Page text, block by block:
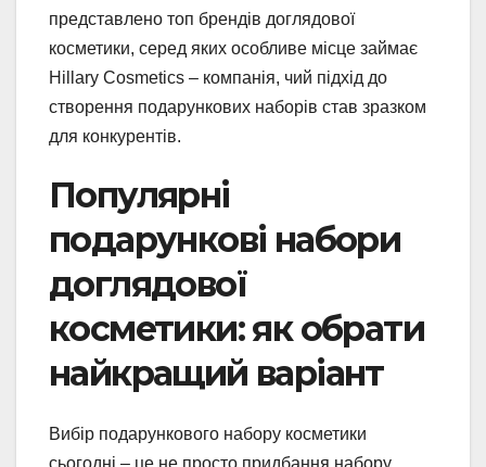
представлено топ брендів доглядової
косметики, серед яких особливе місце займає
Hillary Cosmetics – компанія, чий підхід до
створення подарункових наборів став зразком
для конкурентів.
Популярні
подарункові набори
доглядової
косметики: як обрати
найкращий варіант
Вибір подарункового набору косметики
сьогодні – це не просто придбання набору